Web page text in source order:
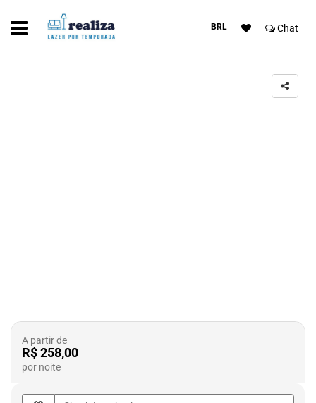
BRL Chat
A partir de
R$ 258,00
por noite